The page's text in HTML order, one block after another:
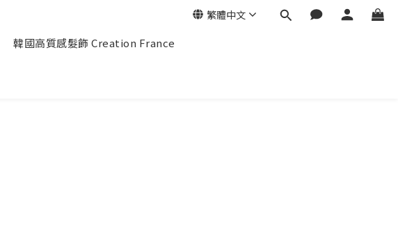
繁體中文
韓國高質感髮飾 Creation France